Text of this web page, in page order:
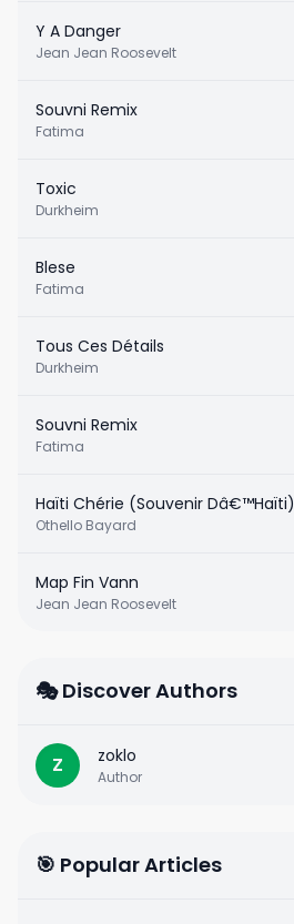
Y A Danger
Jean Jean Roosevelt
Souvni Remix
Fatima
Toxic
Durkheim
Blese
Fatima
Tous Ces Détails
Durkheim
Souvni Remix
Fatima
Haïti Chérie (Souvenir Dâ€™Haïti)
Othello Bayard
Map Fin Vann
Jean Jean Roosevelt
🎭 Discover Authors
Z zoklo
Author
🎯 Popular Articles